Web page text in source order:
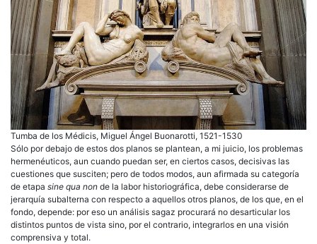
Tumba de los Médicis, Miguel Ángel Buonarotti, 1521-1530
Sólo por debajo de estos dos planos se plantean, a mi juicio, los problemas
hermenéuticos, aun cuando puedan ser, en ciertos casos, decisivas las
cuestiones que susciten; pero de todos modos, aun afirmada su categoría
de etapa sine qua non de la labor historiográfica, debe considerarse de
jerarquía subalterna con respecto a aquellos otros planos, de los que, en el
fondo, depende: por eso un análisis sagaz procurará no desarticular los
distintos puntos de vista sino, por el contrario, integrarlos en una visión
comprensiva y total.